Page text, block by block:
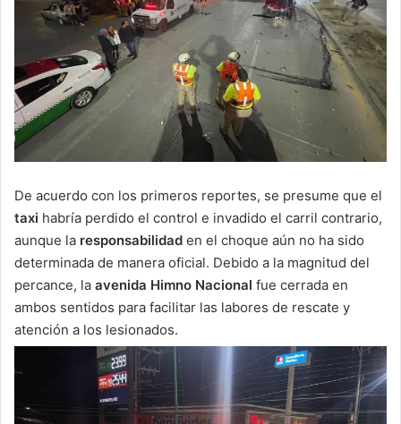
De acuerdo con los primeros reportes, se presume que el
taxi habría perdido el control e invadido el carril contrario,
aunque la responsabilidad en el choque aún no ha sido
determinada de manera oficial. Debido a la magnitud del
percance, la avenida Himno Nacional fue cerrada en
ambos sentidos para facilitar las labores de rescate y
atención a los lesionados.